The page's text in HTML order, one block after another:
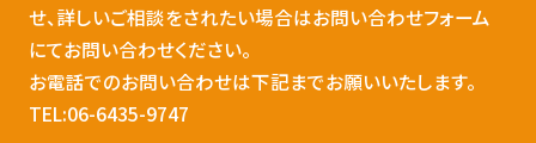
せ、詳しいご相談をされたい場合はお問い合わせフォーム
にてお問い合わせください。
お電話でのお問い合わせは下記までお願いいたします。
TEL:06-6435-9747